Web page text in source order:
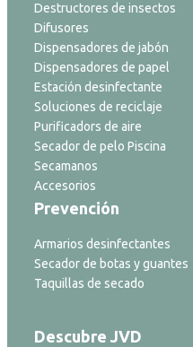
Destructores de insectos
Difusores
Dispensadores de jabón
Dispensadores de papel
Estación desinfectante
Soluciones de reciclaje
Purificadors de aire
Secador de pelo Piscina
Secamanos
Accesorios
Prevención
Armarios desinfectantes
Secador de botas y guantes
Taquillas de secado
Descubre JVD